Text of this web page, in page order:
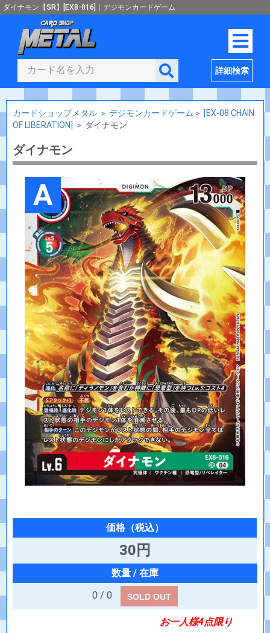
ダイナモン【SR】[EX8-016]｜デジモンカードゲーム
詳細検索
カードショップメタル ＞ デジモンカードゲーム ＞ [EX-08 CHAIN
OF LIBERATION]
＞ ダイナモン
ダイナモン
A
30円
0 / 0 SOLD OUT
お一人様4点限り